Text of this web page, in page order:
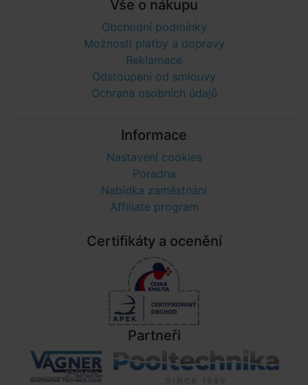
Vše o nákupu
Obchodní podmínky
Možnosti platby a dopravy
Reklamace
Odstoupení od smlouvy
Ochrana osobních údajů
Informace
Nastavení cookies
Poradna
Nabídka zaměstnání
Affiliate program
Certifikáty a ocenění
Partneři